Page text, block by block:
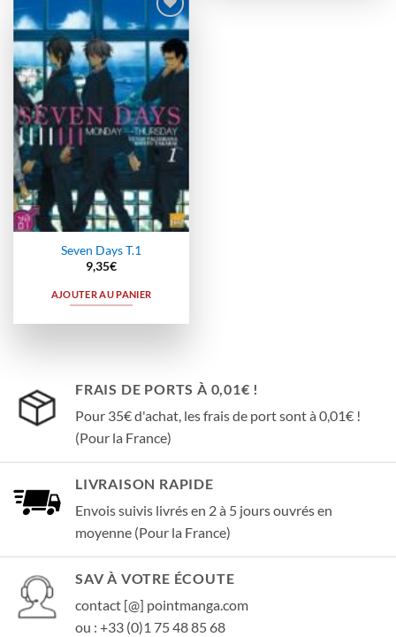
Ajouter
à la
wishlist
Seven Days T.1
9,35€
AJOUTER AU PANIER
FRAIS DE PORTS À 0,01€ !
Pour 35€ d'achat, les frais de port sont à 0,01€ !
(Pour la France)
LIVRAISON RAPIDE
Envois suivis livrés en 2 à 5 jours ouvrés en
moyenne (Pour la France)
SAV À VOTRE ÉCOUTE
contact [@] pointmanga.com
ou : +33 (0)1 75 48 85 68